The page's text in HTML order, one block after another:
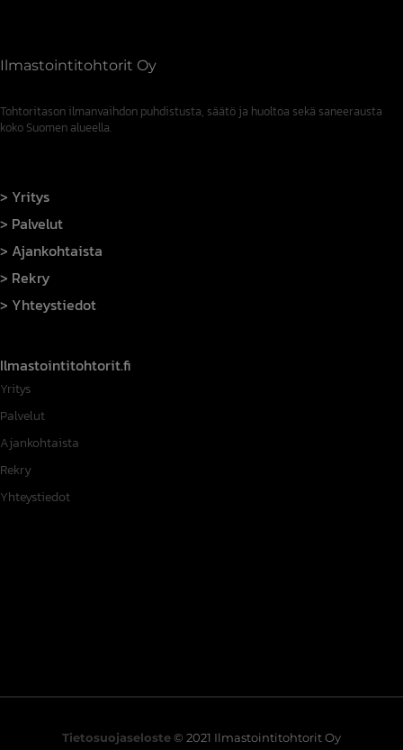
Ilmastointitohtorit Oy
Tohtoritason ilmanvaihdon puhdistusta, säätö ja huoltoa sekä saneerausta
koko Suomen alueella.
Yritys
Palvelut
Ajankohtaista
Rekry
Yhteystiedot
Ilmastointitohtorit.fi
Yritys
Palvelut
Ajankohtaista
Rekry
Yhteystiedot
Tietosuojaseloste© 2021 Ilmastointitohtorit Oy